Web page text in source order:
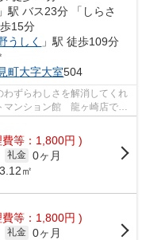
」駅 バス23分 「しらさ
15分
うしく
」駅 徒歩109分
町大字大室504
ずらわしさを解消してくれ
マンション館 龍ヶ崎店で
等：1,800円 )
礼金 0ヶ月
㎡
等：1,800円 )
礼金 0ヶ月